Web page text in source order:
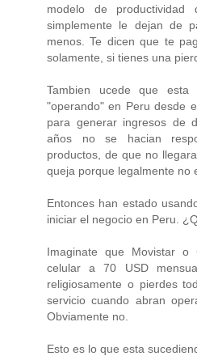
modelo de
simplemente le dejan de
menos. Te dicen que te
solamente, si tienes una
Tambien ucede que esta
"operando" en Peru desde
para generar ingresos de
años no se hacian
productos, de que no
queja porque legalmente no
Entonces han estado
iniciar el negocio en Peru.
Imaginate que Movistar
celular a 70 USD
religiosamente o pierdes
servicio cuando abran
Obviamente no.
Esto es lo que esta